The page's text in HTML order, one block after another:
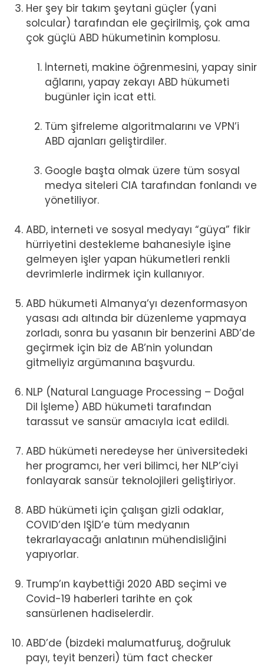
Her şey bir takım şeytani güçler (yani
solcular) tarafından ele geçirilmiş, çok ama
çok güçlü ABD hükumetinin komplosu.
İnterneti, makine öğrenmesini, yapay sinir
ağlarını, yapay zekayı ABD hükumeti
bugünler için icat etti.
Tüm şifreleme algoritmalarını ve VPN’i
ABD ajanları geliştirdiler.
Google başta olmak üzere tüm sosyal
medya siteleri CIA tarafından fonlandı ve
yönetiliyor.
ABD, interneti ve sosyal medyayı “güya” fikir
hürriyetini destekleme bahanesiyle işine
gelmeyen işler yapan hükumetleri renkli
devrimlerle indirmek için kullanıyor.
ABD hükumeti Almanya’yı dezenformasyon
yasası adı altında bir düzenleme yapmaya
zorladı, sonra bu yasanın bir benzerini ABD’de
geçirmek için biz de AB’nin yolundan
gitmeliyiz argümanına başvurdu.
NLP (Natural Language Processing – Doğal
Dil İşleme) ABD hükumeti tarafından
tarassut ve sansür amacıyla icat edildi.
ABD hükümeti neredeyse her üniversitedeki
her programcı, her veri bilimci, her NLP’ciyi
fonlayarak sansür teknolojileri geliştiriyor.
ABD hükümeti için çalışan gizli odaklar,
COVID’den IŞİD’e tüm medyanın
tekrarlayacağı anlatının mühendisliğini
yapıyorlar.
Trump’ın kaybettiği 2020 ABD seçimi ve
Covid-19 haberleri tarihte en çok
sansürlenen hadiselerdir.
ABD’de (bizdeki malumatfuruş, doğruluk
payı, teyit benzeri) tüm fact checker